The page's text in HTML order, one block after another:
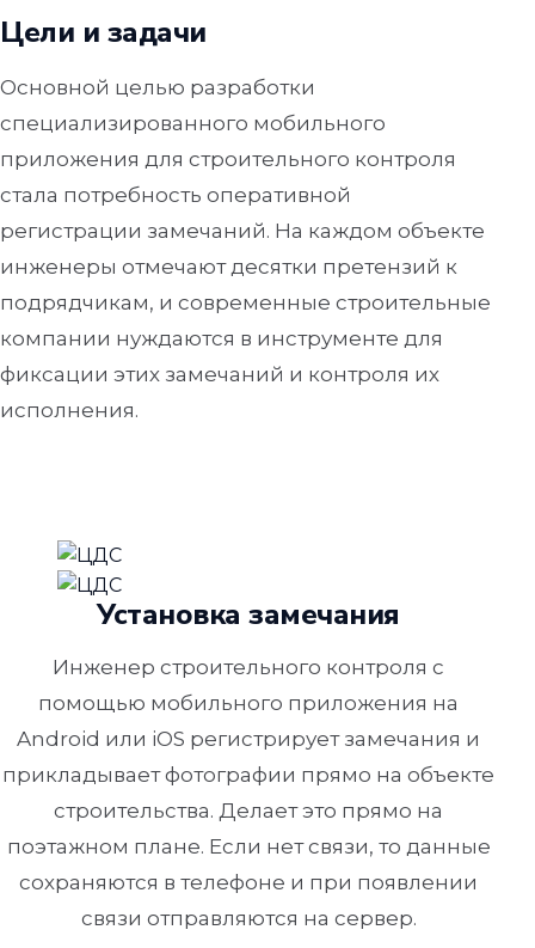
Цели и задачи
Основной целью разработки
специализированного мобильного
приложения для строительного контроля
стала потребность оперативной
регистрации замечаний. На каждом объекте
инженеры отмечают десятки претензий к
подрядчикам, и современные строительные
компании нуждаются в инструменте для
фиксации этих замечаний и контроля их
исполнения.
Установка замечания
Инженер строительного контроля с
помощью мобильного приложения на
Android или iOS регистрирует замечания и
прикладывает фотографии прямо на объекте
строительства. Делает это прямо на
поэтажном плане. Если нет связи, то данные
сохраняются в телефоне и при появлении
связи отправляются на сервер.